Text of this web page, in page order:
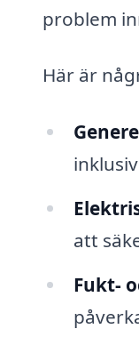
problem
Här är
att
Fukt-